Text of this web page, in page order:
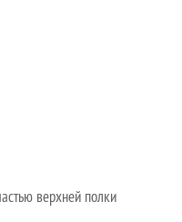
верхней полки